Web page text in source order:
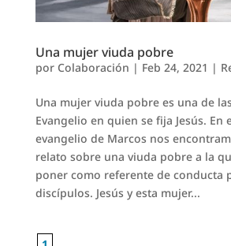
Una mujer viuda pobre
por Colaboración | Feb 24, 2021 |
Una mujer viuda pobre es una de
Evangelio en quien se fija Jesús. En
evangelio de Marcos nos
relato sobre una viuda pobre a la
poner como referente de conducta
discípulos. Jesús y esta mujer...